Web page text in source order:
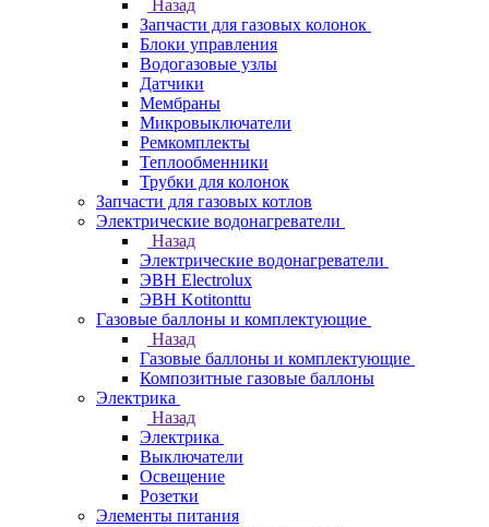
Назад
Запчасти для газовых колонок
Блоки управления
Водогазовые узлы
Датчики
Мембраны
Микровыключатели
Ремкомплекты
Теплообменники
Трубки для колонок
Запчасти для газовых котлов
Электрические водонагреватели
Назад
Электрические водонагреватели
ЭВН Electrolux
ЭВН Kotitonttu
Газовые баллоны и комплектующие
Назад
Газовые баллоны и комплектующие
Композитные газовые баллоны
Электрика
Назад
Электрика
Выключатели
Освещение
Розетки
Элементы питания